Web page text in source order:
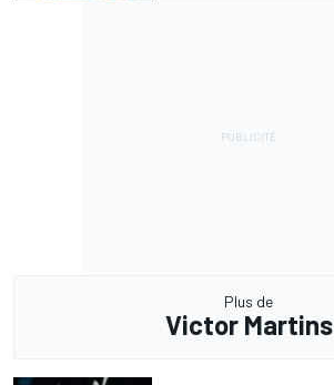
Plus de
Victor Martins